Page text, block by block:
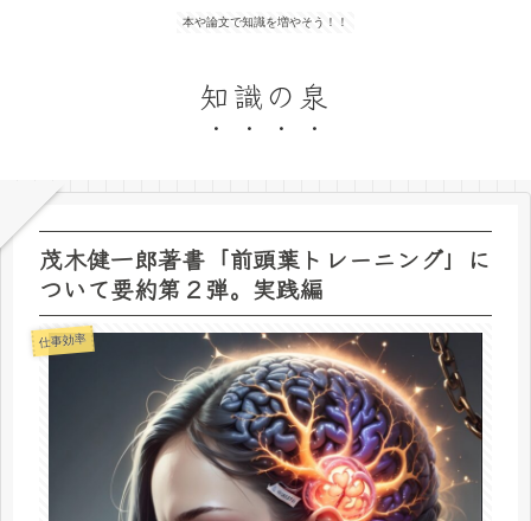
本や論文で知識を増やそう！！
知識の泉
茂木健一郎著書「前頭葉トレーニング」に
ついて要約第２弾。実践編
仕事効率